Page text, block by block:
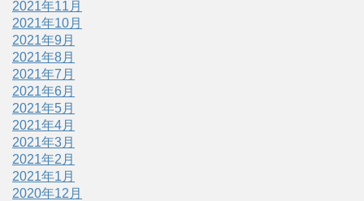
2021年11月
2021年10月
2021年9月
2021年8月
2021年7月
2021年6月
2021年5月
2021年4月
2021年3月
2021年2月
2021年1月
2020年12月